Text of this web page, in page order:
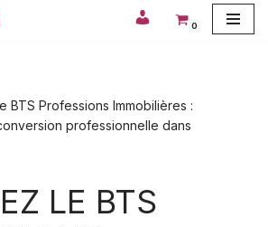
0
BTS Professions Immobilières :
professionnelle dans
LE BTS